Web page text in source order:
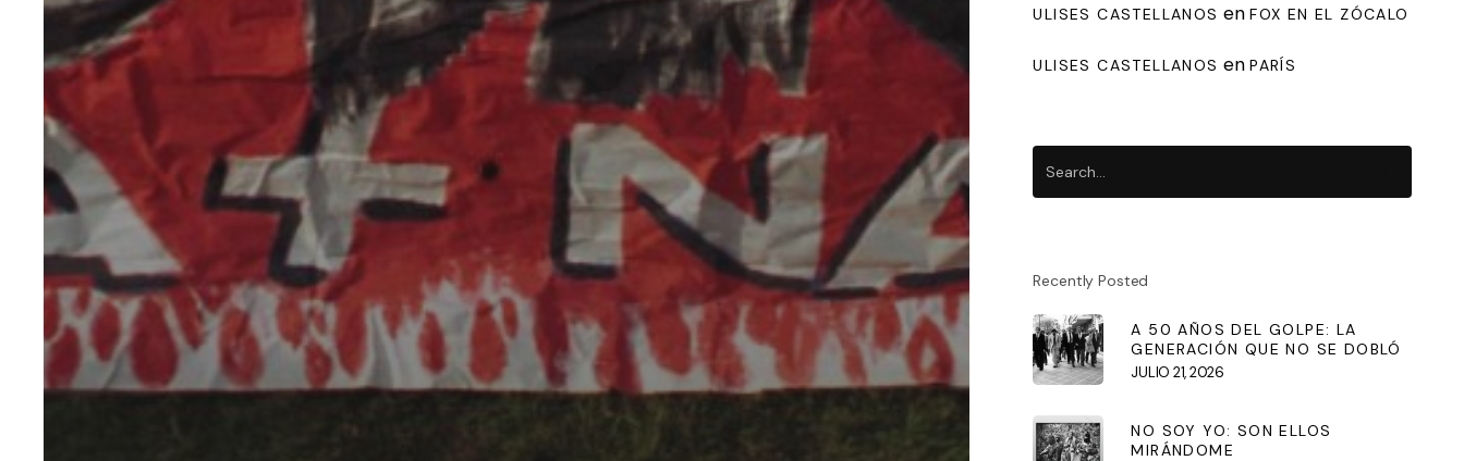
ULISES CASTELLANOS enFOX EN EL ZÓCALO
ULISES CASTELLANOS enPARÍS
Recently Posted
A 50 AÑOS DEL GOLPE: LA
GENERACIÓN QUE NO SE DOBLÓ
JULIO 21, 2026
NO SOY YO: SON ELLOS
MIRÁNDOME